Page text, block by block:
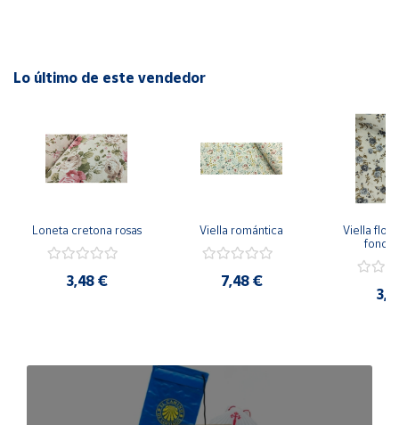
Lo último de este vendedor
Loneta cretona rosas
3,48 €
Viella romántica
7,48 €
Viella
fondo